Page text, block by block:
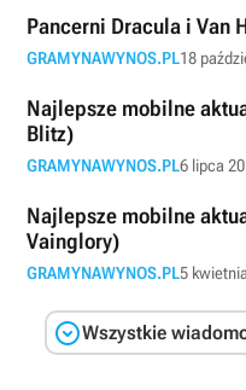
Pancerni Dracula i Van
GRAMYNAWYNOS.PL18
Najlepsze mobilne
Blitz)
GRAMYNAWYNOS.PL6 lipca
Najlepsze mobilne
Vainglory)
GRAMYNAWYNOS.PL5
Wszystkie